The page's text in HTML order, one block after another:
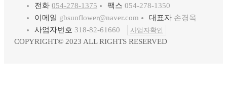
전화 054-278-1375 팩스 054-278-1350
이메일 gbsunflower@naver.com 대표자 손경옥
사업자번호 318-82-61660 사업자확인
COPYRIGHT© 2023 ALL RIGHTS RESERVED